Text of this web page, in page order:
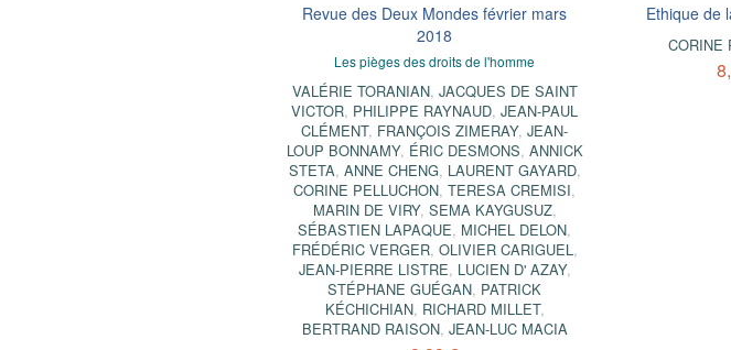
Revue des Deux Mondes février mars
2018
Les pièges des droits de l'homme
VALÉRIE TORANIAN, JACQUES DE SAINT
VICTOR, PHILIPPE RAYNAUD,JEAN-PAUL
CLÉMENT, FRANÇOIS ZIMERAY,JEAN-
LOUP BONNAMY, ÉRIC DESMONS, ANNICK
STETA, ANNE CHENG, LAURENT GAYARD,
CORINE PELLUCHON,TERESA CREMISI,
MARIN DE VIRY, SEMA KAYGUSUZ,
SÉBASTIEN LAPAQUE, MICHEL DELON,
FRÉDÉRIC VERGER, OLIVIER CARIGUEL ,
JEAN-PIERRE LISTRE, LUCIEN D' AZAY,
STÉPHANE GUÉGAN, PATRICK
KÉCHICHIAN, RICHARD MILLET,
BERTRAND RAISON, JEAN-LUC MACIA
Ethique de
CORINE